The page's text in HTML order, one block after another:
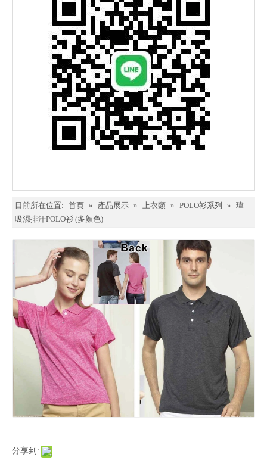
目前所在位置: 首頁 » 產品展示 » 上衣類 » POLO衫系列 » 瑋-
吸濕排汗POLO衫 (多顏色)
分享到: